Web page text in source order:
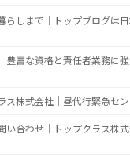
らしまで｜トップブログは
豊富な資格と責任者業務に
ス株式会社｜昼代行緊急セ
い合わせ｜トップクラス株